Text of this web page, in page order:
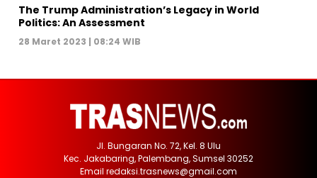
The Trump Administration’s Legacy in World
Politics: An Assessment
28 Maret 2023 | 08:24 WIB
Jl. Bungaran No. 72, Kel. 8 Ulu
Kec. Jakabaring, Palembang, Sumsel 30252
Email redaksi.trasnews@gmail.com